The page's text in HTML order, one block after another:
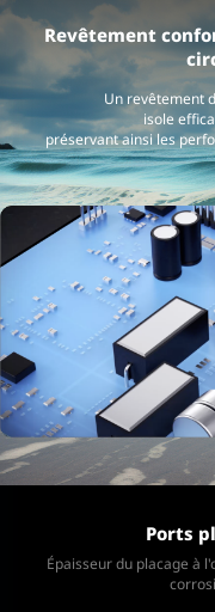
Revêtement
Un revêtement
isole
préservant ainsi les
Ports
Épaisseur du placage à